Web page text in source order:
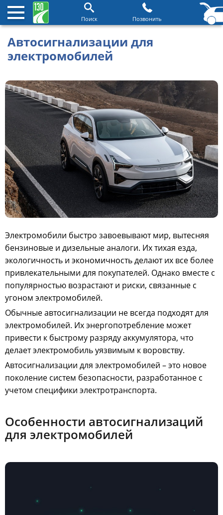
Поиск Позвонить
Автосигнализации для
электромобилей
Электромобили быстро завоевывают мир, вытесняя
бензиновые и дизельные аналоги. Их тихая езда,
экологичность и экономичность делают их все более
привлекательными для покупателей. Однако вместе с
популярностью возрастают и риски, связанные с
угоном электромобилей.
Обычные автосигнализации не всегда подходят для
электромобилей. Их энергопотребление может
привести к быстрому разряду аккумулятора, что
делает электромобиль уязвимым к воровству.
Автосигнализации для электромобилей – это новое
поколение систем безопасности, разработанное с
учетом специфики электротранспорта.
Особенности автосигнализаций
для электромобилей